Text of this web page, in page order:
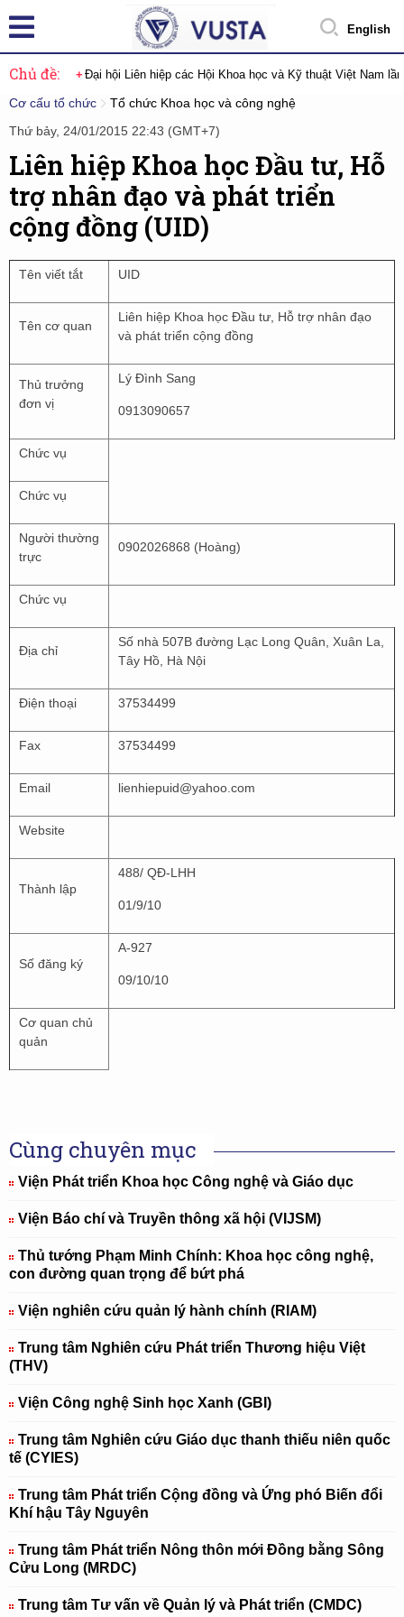
English
Chủ đề: Đại hội Liên hiệp các Hội Khoa học và Kỹ thuật Việt Nam
Cơ cấu tổ chức
Tổ chức Khoa học và công nghệ
Thứ bảy, 24/01/2015 22:43 (GMT+7)
Liên hiệp Khoa học Đầu tư, Hỗ
trợ nhân đạo và phát triển
cộng đồng (UID)
Tên viết tắt UID
Tên cơ quan
Liên hiệp Khoa học Đầu tư, Hỗ trợ nhân đạo
và phát triển cộng đồng
Thủ trưởng
đơn vị
Lý Đình Sang
0913090657
Chức vụ
Chức vụ
Người thường
trực
0902026868 (Hoàng)
Chức vụ
Địa chỉ
Số nhà 507B đường Lạc Long Quân, Xuân La,
Tây Hồ, Hà Nội
Điện thoại 37534499
Fax 37534499
Email lienhiepuid@yahoo.com
Website
Thành lập
488/ QĐ-LHH
01/9/10
Số đăng ký
A-927
09/10/10
Cơ quan chủ
quản
Cùng chuyên mục
Viện Phát triển Khoa học Công nghệ và Giáo dục
Viện Báo chí và Truyền thông xã hội (VIJSM)
Thủ tướng Phạm Minh Chính: Khoa học công nghệ,
con đường quan trọng để bứt phá
Viện nghiên cứu quản lý hành chính (RIAM)
Trung tâm Nghiên cứu Phát triển Thương hiệu Việt
(THV)
Viện Công nghệ Sinh học Xanh (GBI)
Trung tâm Nghiên cứu Giáo dục thanh thiếu niên quốc
tế (CYIES)
Trung tâm Phát triển Cộng đồng và Ứng phó Biến đổi
Khí hậu Tây Nguyên
Trung tâm Phát triển Nông thôn mới Đồng bằng Sông
Cửu Long (MRDC)
Trung tâm Tư vấn về Quản lý và Phát triển (CMDC)